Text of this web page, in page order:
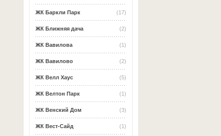
(17)
ЖК Баркли Парк
(2)
ЖК Ближняя дача
(1)
ЖК Вавилова
(2)
ЖК Вавилово
(5)
ЖК Велл Хаус
(1)
ЖК Велтон Парк
(3)
ЖК Венский Дом
(1)
ЖК Вест-Сайд